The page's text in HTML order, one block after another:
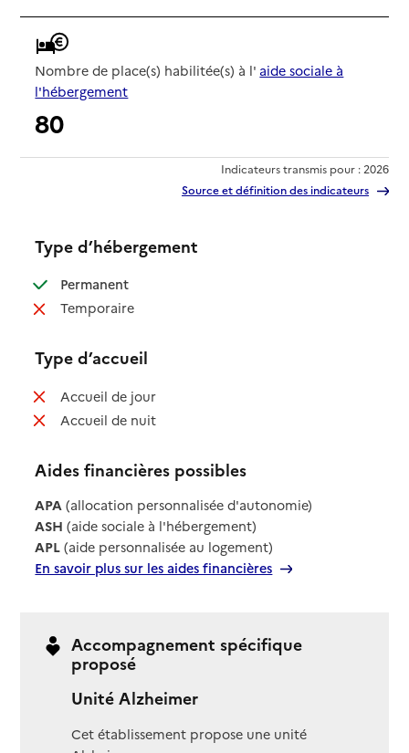
Nombre de place(s) habilitée(s) à l' aide sociale à
l'hébergement
80
Indicateurs transmis pour : 2026
Source et définition des indicateurs
Type d’hébergement
Permanent: disponible
Temporaire: non disponible
Type d’accueil
Accueil de jour: non disponible
Accueil de nuit: non disponible
Aides financières possibles
APA (allocation personnalisée d'autonomie)
ASH (aide sociale à l'hébergement)
APL (aide personnalisée au logement)
En savoir plus sur les aides financières
Accompagnement spécifique
proposé
Unité Alzheimer
Cet établissement propose une unité